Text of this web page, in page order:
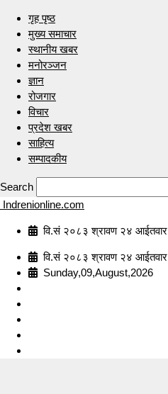
गृह पृष्ठ
मुख्य समाचार
स्थानीय खबर
मनोरञ्जन
ज्ञान
रोजगार
विचार
प्रदेश खबर
साहित्य
सम्पादकीय
Search
Indrenionline.com
वि.सं २०८३ श्रावण २४ आईतवार
वि.सं २०८३ श्रावण २४ आईतवार
Sunday,09,August,2026